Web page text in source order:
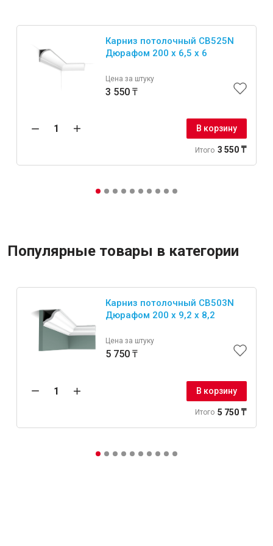
Карниз потолочный CB525N
Дюрафом 200 х 6,5 х 6
Цена за штуку
3 550 ₸
В корзину
Итого 3 550 ₸
Популярные товары в категории
Карниз потолочный CB503N
Дюрафом 200 x 9,2 x 8,2
Цена за штуку
5 750 ₸
В корзину
Итого 5 750 ₸